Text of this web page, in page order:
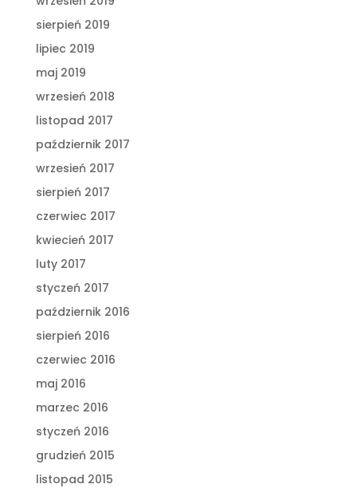
sierpień 2019
lipiec 2019
maj 2019
wrzesień 2018
listopad 2017
październik 2017
wrzesień 2017
sierpień 2017
czerwiec 2017
kwiecień 2017
luty 2017
styczeń 2017
październik 2016
sierpień 2016
czerwiec 2016
maj 2016
marzec 2016
styczeń 2016
grudzień 2015
listopad 2015